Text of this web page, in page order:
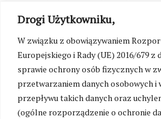
Drogi Użytkowniku,
W związku z obowiązywaniem
Europejskiego i Rady (UE) 2016/679 z
sprawie ochrony osób fizycznych w
przetwarzaniem danych osobowych i
przepływu takich danych oraz
(ogólne rozporządzenie o ochronie
lutego 1940 r. Najbliższe dni
informacji o tym kogo
znajomych wywieziono
Wiszniewa, trafili aż w
gminna niosła, że to nie
napełniła trwałymi
duży harcerski plecak brata.